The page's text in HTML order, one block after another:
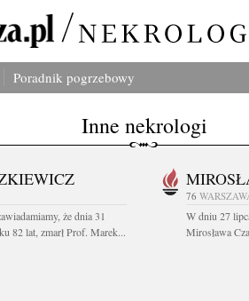
Poradnik pogrzebowy
Inne nekrologi
że dnia 31
82 lat, zmarł Prof. Marek...
76
W dniu 27
Mirosława